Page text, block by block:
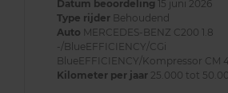
Datum beoordeling 15 juni 2026
Type rijder Behoudend
Auto MERCEDES-BENZ C200 1.8
-/BlueEFFICIENCY/CGi
BlueEFFICIENCY/Kompressor CM
Kilometer per jaar 25.000 tot